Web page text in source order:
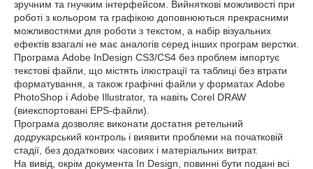
зручним та гнучким інтерфейсом. Вийняткові можливості при
роботі з кольором та графікою доповнюються прекрасними
можливостями для роботи з текстом, а набір візуальних
ефектів взагалі не має аналогів серед інших програм верстки.
Програма Adobe InDesign CS3/CS4 без проблем імпортує
текстові файли, що містять ілюстрації та таблиці без втрати
форматування, а також графічні файли у форматах Adobe
PhotoShop і Adobe Illustrator, та навіть Corel DRAW
(виекспортовані EPS-файли).
Програма дозволяє виконати достатня ретельний
додрукарський контроль і виявити проблеми на початковій
стадії, без додаткових часових і матеріальних витрат.
На вивід, окрім документа In Design, повинні бути подані всі